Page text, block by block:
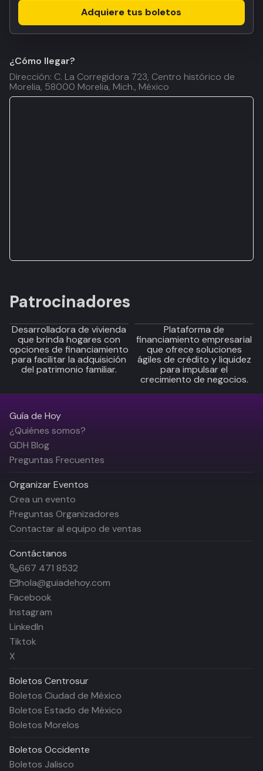
Adquiere tus boletos
¿Cómo llegar?
Dirección: C. La Corregidora 723, Centro histórico de
Morelia, 58000 Morelia, Mich., México
Patrocinadores
Desarrolladora de vivienda
que brinda hogares con
opciones de financiamiento
para facilitar la adquisición
del patrimonio familiar.
Plataforma de
financiamiento empresarial
que ofrece soluciones
ágiles de crédito y liquidez
para impulsar el
crecimiento de negocios.
Guía de Hoy
¿Quiénes somos?
GDH Blog
Preguntas Frecuentes
Organizar Eventos
Crea un evento
Preguntas Organizadores
Contactar al equipo de ventas
Contáctanos
667 471 8532
hola@guiadehoy.com
Facebook
Instagram
LinkedIn
Tiktok
X
Boletos Centrosur
Boletos Ciudad de México
Boletos Estado de México
Boletos Morelos
Boletos Occidente
Boletos Jalisco